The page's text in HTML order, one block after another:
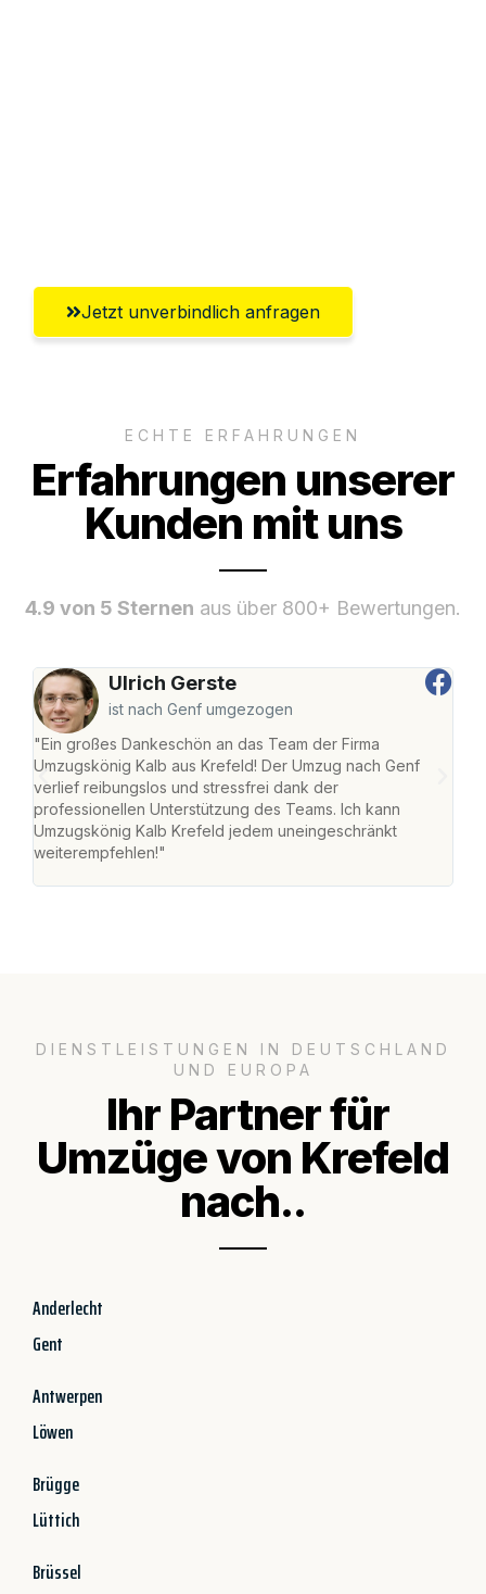
Jetzt unverbindlich anfragen
ECHTE ERFAHRUNGEN
Erfahrungen unserer
Kunden mit uns
4.9 von 5 Sternen aus über 800+ Bewertungen.
Ulrich Gerste
ist nach Genf umgezogen
"Ein großes Dankeschön an das Team der Firma
Umzugskönig Kalb aus Krefeld! Der Umzug nach Genf
verlief reibungslos und stressfrei dank der
professionellen Unterstützung des Teams. Ich kann
Umzugskönig Kalb Krefeld jedem uneingeschränkt
weiterempfehlen!"
DIENSTLEISTUNGEN IN DEUTSCHLAND
UND EUROPA
Ihr Partner für
Umzüge von Krefeld
nach..
Anderlecht
Gent
Antwerpen
Löwen
Brügge
Lüttich
Brüssel